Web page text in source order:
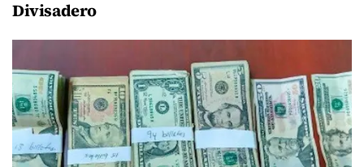
Divisadero